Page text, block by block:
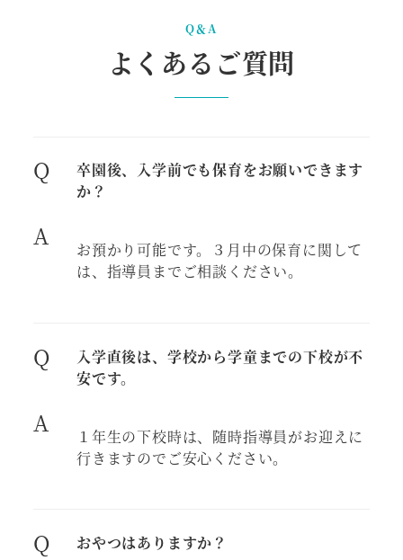
Q＆A
よくあるご質問
Q
卒園後、入学前でも保育をお願いできます
か？
A
お預かり可能です。３月中の保育に関して
は、指導員までご相談ください。
Q
入学直後は、学校から学童までの下校が不
安です。
A
１年生の下校時は、随時指導員がお迎えに
行きますのでご安心ください。
Q おやつはありますか？